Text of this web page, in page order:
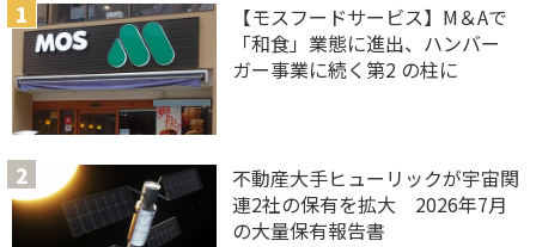
【モスフードサービス】M＆Aで
「和食」業態に進出、ハンバー
ガー事業に続く第2 の柱に
不動産大手ヒューリックが宇宙関
連2社の保有を拡大 2026年7月
の大量保有報告書